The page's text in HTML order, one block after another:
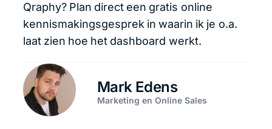
Qraphy? Plan direct een gratis online
kennismakingsgesprek in waarin ik je o.a.
laat zien hoe het dashboard werkt.
Mark Edens
Marketing en Online Sales